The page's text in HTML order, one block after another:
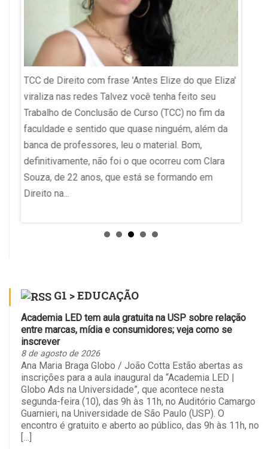
TCC de Direito com frase 'Antes Elize do que Eliza'
viraliza nas redes Talvez você tenha feito seu
Trabalho de Conclusão de Curso (TCC) no fim da
faculdade e sentido que quase ninguém, além da
banca de professores, leu o material. Bom,
definitivamente, não foi o que ocorreu com Clara
Souza, de 22 anos, que está se formando em
Direito na...
G1 > EDUCAÇÃO
Academia LED tem aula gratuita na USP sobre relação
entre marcas, mídia e consumidores; veja como se
inscrever
8 de agosto de 2026
Ana Maria Braga Globo / João Cotta Estão abertas as
inscrições para a aula inaugural da “Academia LED |
Globo Ads na Universidade”, que acontece nesta
segunda-feira (10), das 9h às 11h, no Auditório Camargo
Guarnieri, na Universidade de São Paulo (USP). O
encontro é gratuito e aberto ao público, das 9h às 11h, no
[…]